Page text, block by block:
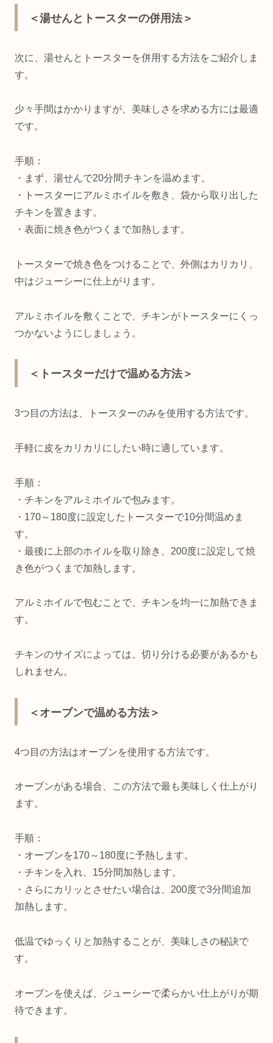
＜湯せんとトースターの併用法＞
次に、湯せんとトースターを併用する方法をご紹介しま
す。
少々手間はかかりますが、美味しさを求める方には最適
です。
手順：
・まず、湯せんで20分間チキンを温めます。
・トースターにアルミホイルを敷き、袋から取り出した
チキンを置きます。
・表面に焼き色がつくまで加熱します。
トースターで焼き色をつけることで、外側はカリカリ、
中はジューシーに仕上がります。
アルミホイルを敷くことで、チキンがトースターにくっ
つかないようにしましょう。
＜トースターだけで温める方法＞
3つ目の方法は、トースターのみを使用する方法です。
手軽に皮をカリカリにしたい時に適しています。
手順：
・チキンをアルミホイルで包みます。
・170～180度に設定したトースターで10分間温めま
す。
・最後に上部のホイルを取り除き、200度に設定して焼
き色がつくまで加熱します。
アルミホイルで包むことで、チキンを均一に加熱できま
す。
チキンのサイズによっては、切り分ける必要があるかも
しれません。
＜オーブンで温める方法＞
4つ目の方法はオーブンを使用する方法です。
オーブンがある場合、この方法で最も美味しく仕上がり
ます。
手順：
・オーブンを170～180度に予熱します。
・チキンを入れ、15分間加熱します。
・さらにカリッとさせたい場合は、200度で3分間追加
加熱します。
低温でゆっくりと加熱することが、美味しさの秘訣で
す。
オーブンを使えば、ジューシーで柔らかい仕上がりが期
待できます。